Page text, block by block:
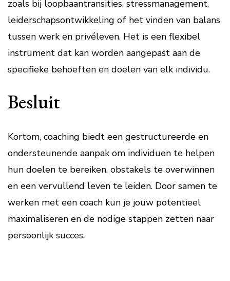
zoals bij loopbaantransities, stressmanagement,
leiderschapsontwikkeling of het vinden van balans
tussen werk en privéleven. Het is een flexibel
instrument dat kan worden aangepast aan de
specifieke behoeften en doelen van elk individu.
Besluit
Kortom, coaching biedt een gestructureerde en
ondersteunende aanpak om individuen te helpen
hun doelen te bereiken, obstakels te overwinnen
en een vervullend leven te leiden. Door samen te
werken met een coach kun je jouw potentieel
maximaliseren en de nodige stappen zetten naar
persoonlijk succes.